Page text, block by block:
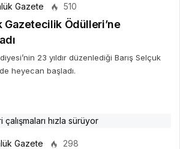
Gazete 510
Gazetecilik Ödülleri’ne
23 yıldır düzenlediği Barış Selçuk
heyecan başladı.
Gazete 298